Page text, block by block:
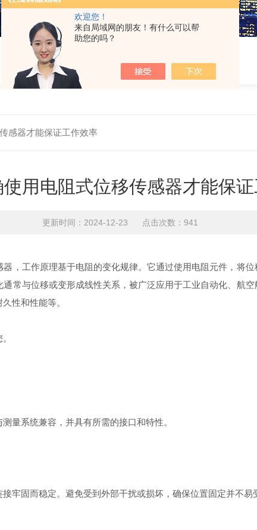
欢迎您！
来自局域网的朋友！有什么可以帮
助您的吗？
感器才能保证工作效率
用电阻式位移传感器才能保
更新时间：2024-12-23 点击次数：941
工作原理基于电阻的变化规律。它通过使用电阻元件，将
常与位移或变形成线性关系，被广泛应用于工业自动化、航
性和性能等。
系统兼容，并具有所需的接口和特性。
固而稳定。避免受到外部干扰或损坏，确保位置固定并不易